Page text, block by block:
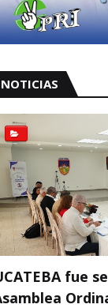
NOTICIAS
fue